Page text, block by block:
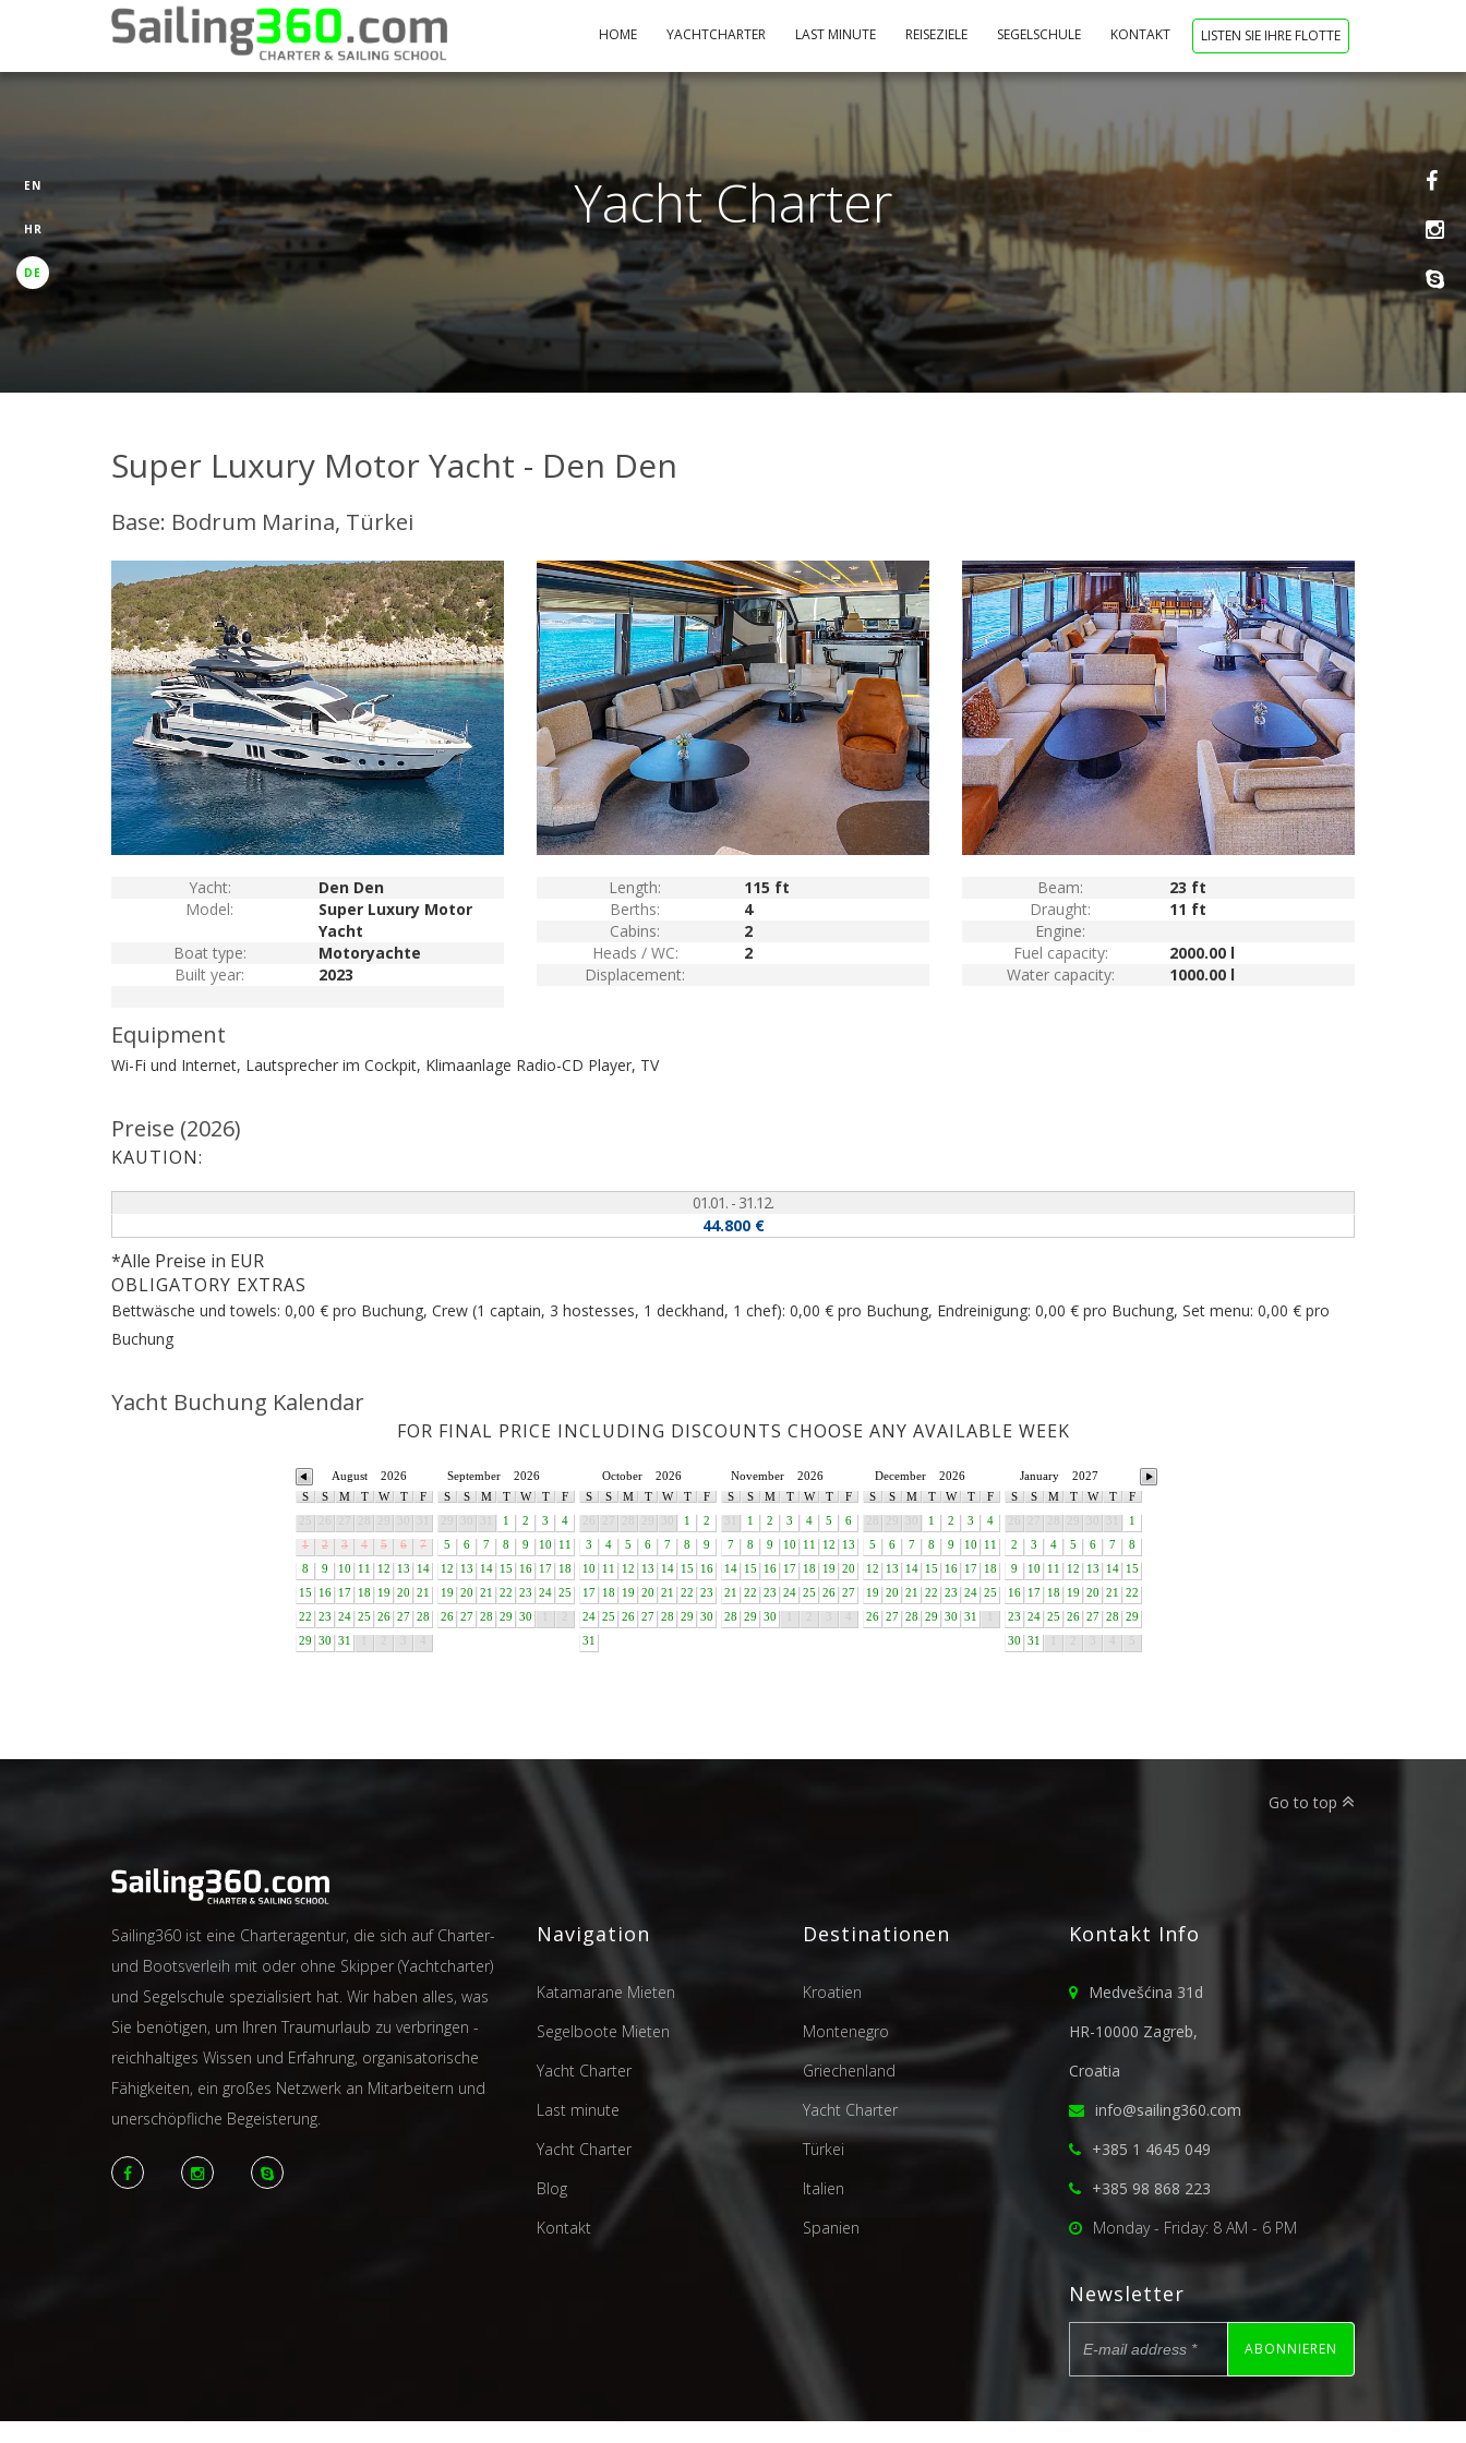
HOME YACHTCHARTER LAST MINUTE REISEZIELE SEGELSCHULE KONTAKT LISTEN SIE IHRE FLOTTE
Yacht Charter
EN
HR
DE
Super Luxury Motor Yacht - Den Den
Base: Bodrum Marina, Türkei
Yacht:
Den Den
Model:
Super Luxury Motor
Yacht
Boat type:
Motoryachte
Built year:
2023
Length:
115 ft
Berths:
4
Cabins:
2
Heads / WC:
2
Displacement:
Beam:
23 ft
Draught:
11 ft
Engine:
Fuel capacity:
2000.00 l
Water capacity:
1000.00 l
Equipment
Wi-Fi und Internet, Lautsprecher im Cockpit, Klimaanlage Radio-CD Player, TV
Preise (2026)
KAUTION:
01.01. - 31.12.
44.800 €
*Alle Preise in EUR
OBLIGATORY EXTRAS
Bettwäsche und towels: 0,00 € pro Buchung, Crew (1 captain, 3 hostesses, 1 deckhand, 1 chef): 0,00 € pro Buchung, Endreinigung: 0,00 € pro Buchung, Set menu: 0,00 € pro
Buchung
Yacht Buchung Kalendar
FOR FINAL PRICE INCLUDING DISCOUNTS CHOOSE ANY AVAILABLE WEEK
2026
August
S
S M T W T
F
1
2 3 4 5 6
7
8
9 10 11 12 13
14
15
16 17 18 19 20
21
22
23 24 25 26 27 28
29
30 31
2026
September
S
S M T W T
F
1 2 3
4
5
6 7 8 9 10
11
12
13 14 15 16 17
18
19
20 21 22 23 24 25
26 27 28 29 30
2026
October
S
S M T W T
F
1
2
3
4 5 6 7 8
9
10
11 12 13 14 15
16
17
18 19 20 21 22
23
24 25 26 27 28 29
30
31
2026
November
S
S M T W T
F
1 2 3 4 5
6
7
8 9 10 11 12
13
14
15 16 17 18 19
20
21
22 23 24 25 26 27
28
29 30
2026
December
S
S M T W T
F
1 2 3
4
5
6 7 8 9 10
11
12
13 14 15 16 17
18
19
20 21 22 23 24 25
26 27 28 29 30 31
2027
January
S
S M T W T
F
1
2
3 4 5 6 7
8
9
10 11 12 13 14
15
16
17 18 19 20 21
22
23
24 25 26 27 28
29
30
31
Go to top
Sailing360 ist eine Charteragentur, die sich auf Charter-
und Bootsverleih mit oder ohne Skipper (Yachtcharter)
und Segelschule spezialisiert hat. Wir haben alles, was
Sie benötigen, um Ihren Traumurlaub zu verbringen -
reichhaltiges Wissen und Erfahrung, organisatorische
Fähigkeiten, ein großes Netzwerk an Mitarbeitern und
unerschöpfliche Begeisterung.
Navigation
Katamarane Mieten
Segelboote Mieten
Yacht Charter
Last minute
Yacht Charter
Blog
Kontakt
Destinationen
Kroatien
Montenegro
Griechenland
Yacht Charter
Türkei
Italien
Spanien
Kontakt Info
Medvešćina 31d
HR-10000 Zagreb,
Croatia
info@sailing360.com
+385 1 4645 049
+385 98 868 223
Monday - Friday: 8 AM - 6 PM
Newsletter
ABONNIEREN